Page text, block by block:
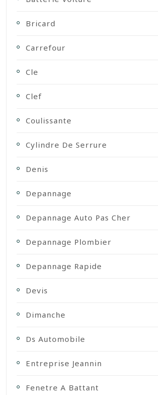
Bricard
Carrefour
Cle
Clef
Coulissante
Cylindre De Serrure
Denis
Depannage
Depannage Auto Pas Cher
Depannage Plombier
Depannage Rapide
Devis
Dimanche
Ds Automobile
Entreprise Jeannin
Fenetre A Battant